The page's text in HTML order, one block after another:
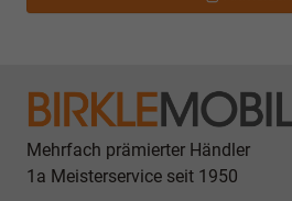
Mehrfach prämierter Händler
1a Meisterservice seit 1950